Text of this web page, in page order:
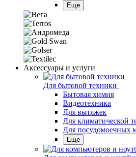
Еще
Аксессуары и услуги
Для бытовой техники
Бытовая химия
Видеотехника
Для вытяжек
Для климатической
Для посудомоечных
Еще